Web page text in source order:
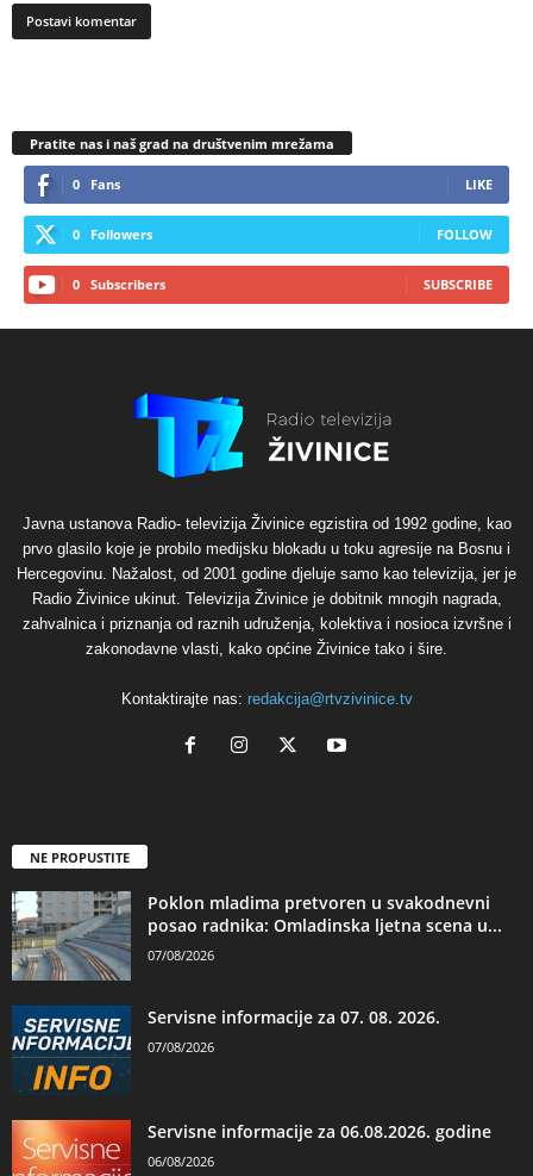
Pratite nas i naš grad na društvenim mrežama
0 Fans LIKE
0 Followers FOLLOW
0 Subscribers SUBSCRIBE
Javna ustanova Radio- televizija Živinice egzistira od 1992 godine, kao
prvo glasilo koje je probilo medijsku blokadu u toku agresije na Bosnu i
Hercegovinu. Nažalost, od 2001 godine djeluje samo kao televizija, jer je
Radio Živinice ukinut. Televizija Živinice je dobitnik mnogih nagrada,
zahvalnica i priznanja od raznih udruženja, kolektiva i nosioca izvršne i
zakonodavne vlasti, kako općine Živinice tako i šire.
Kontaktirajte nas: redakcija@rtvzivinice.tv
NE PROPUSTITE
Poklon mladima pretvoren u svakodnevni
posao radnika: Omladinska ljetna scena u...
07/08/2026
Servisne informacije za 07. 08. 2026.
07/08/2026
Servisne informacije za 06.08.2026. godine
06/08/2026